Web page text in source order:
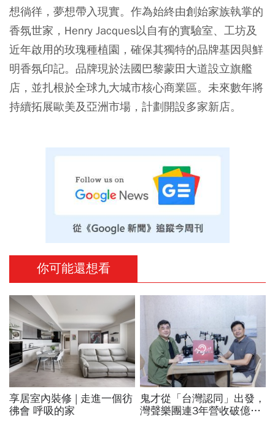
想徜徉，夢想帶入現實。作為始終由創始家族執掌的
香氛世家，Henry Jacques以自有的實驗室、工坊及
近年啟用的玫瑰種植園，確保其獨特的品牌基因與鮮
明香氛印記。品牌現於法國巴黎蒙田大道設立旗艦
店，並扎根於全球九大城市核心商業區。未來數年將
持續拓展歐美及亞洲市場，計劃開設多家新店。
你可能還想看
享居室內裝修 | 走進一個彷
彿會 呼吸的家
鬼才從「台灣認同」出發，
灣聲樂團連3年營收破億！